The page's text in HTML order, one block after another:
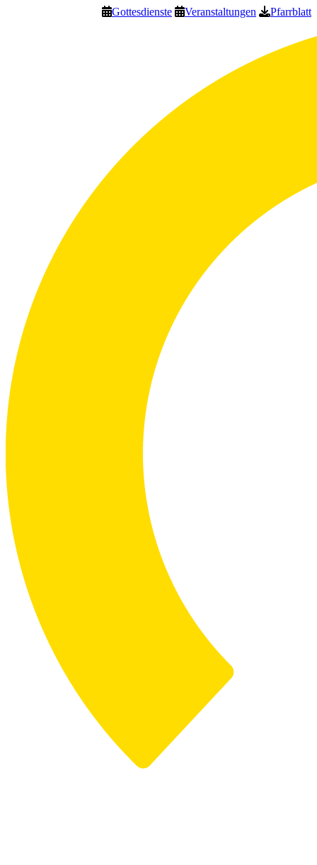
Gottesdienste Veranstaltungen Pfarrblatt